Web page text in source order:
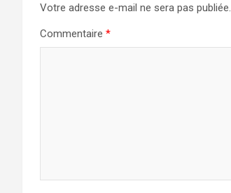
Votre adresse e-mail ne sera pas publiée.
Commentaire *